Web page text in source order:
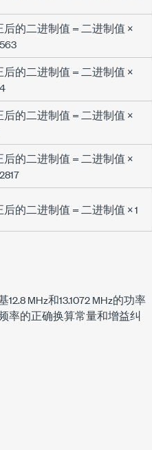
后的二进制值 = 二进制值 ×
后的二进制值 = 二进制值 ×
后的二进制值 = 二进制值 ×
后的二进制值 = 二进制值 ×
后的二进制值 = 二进制值 × 1
MHz和13.1072 MHz的功率
率的正确换算常量和增益纠